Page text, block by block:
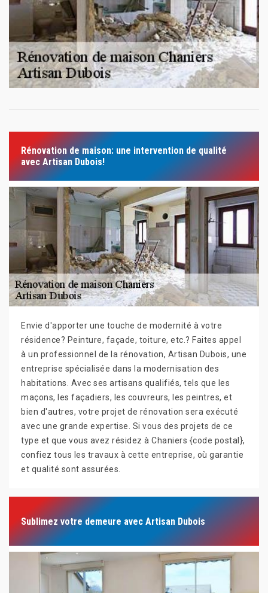
Rénovation de maison: une intervention de qualité
avec Artisan Dubois!
Envie d'apporter une touche de modernité à votre
résidence? Peinture, façade, toiture, etc.? Faites appel
à un professionnel de la rénovation, Artisan Dubois, une
entreprise spécialisée dans la modernisation des
habitations. Avec ses artisans qualifiés, tels que les
maçons, les façadiers, les couvreurs, les peintres, et
bien d'autres, votre projet de rénovation sera exécuté
avec une grande expertise. Si vous des projets de ce
type et que vous avez résidez à Chaniers {code postal},
confiez tous les travaux à cette entreprise, où garantie
et qualité sont assurées.
Sublimez votre demeure avec Artisan Dubois